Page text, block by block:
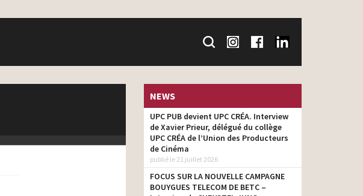
NEWS
UPC PUB devient UPC CRÉA. Interview
de Xavier Prieur, délégué du collège
UPC CRÉA de l’Union des Producteurs
de Cinéma
publié le 21 juillet 2026
FOCUS SUR LA NOUVELLE CAMPAGNE
BOUYGUES TELECOM DE BETC –